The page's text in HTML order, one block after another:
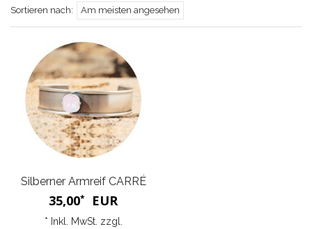
Sortieren nach: Am meisten angesehen
Silberner Armreif CARRÉ
35,00* EUR
* Inkl. MwSt. zzgl.